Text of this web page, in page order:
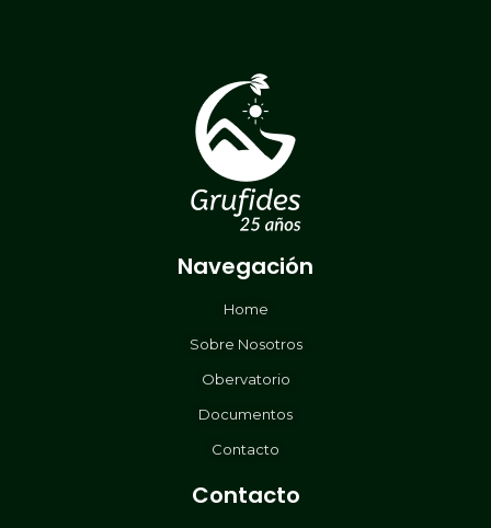
Navegación
Home
Sobre Nosotros
Obervatorio
Documentos
Contacto
Contacto